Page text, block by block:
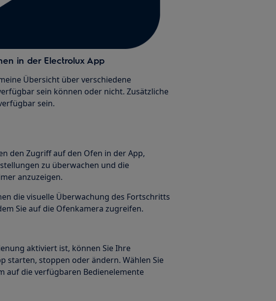
in der Electrolux App
Übersicht über verschiedene
sein können oder nicht. Zusätzliche
sein.
den Zugriff auf den Ofen in der App,
zu überwachen und die
anzuzeigen.
die visuelle Überwachung des Fortschritts
Sie auf die Ofenkamera zugreifen.
aktiviert ist, können Sie Ihre
starten, stoppen oder ändern. Wählen Sie
auf die verfügbaren Bedienelemente